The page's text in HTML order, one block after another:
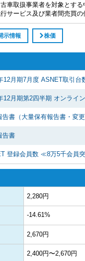
車取扱事業者を対象とす
サービス及び業者間売買
示情報 株価
12月期7月度 ASNET取引台
12月期第2四半期 オンライ
告書（大量保有報告書・変更
告書
登録会員数 ≪8万5千会員
2,280円
-14.61%
2,670円
2,400円〜2,670円